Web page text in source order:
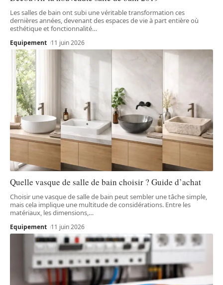
Les salles de bain ont subi une véritable transformation ces
dernières années, devenant des espaces de vie à part entière où
esthétique et fonctionnalité…
Equipement 11 juin 2026
Quelle vasque de salle de bain choisir ? Guide d’achat
Choisir une vasque de salle de bain peut sembler une tâche simple,
mais cela implique une multitude de considérations. Entre les
matériaux, les dimensions,…
Equipement 11 juin 2026